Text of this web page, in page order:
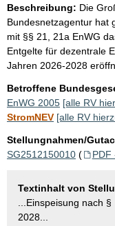
Beschreibung: Die
Bundesnetzagentur hat
mit §§ 21, 21a EnWG
Entgelte für dezentrale
Jahren 2026-2028
Betroffene
EnWG 2005 [alle RV
StromNEV [alle RV
Stellungnahmen/
SG2512150010 ( PDF
Textinhalt von
...Einspeisung nach §
2028...